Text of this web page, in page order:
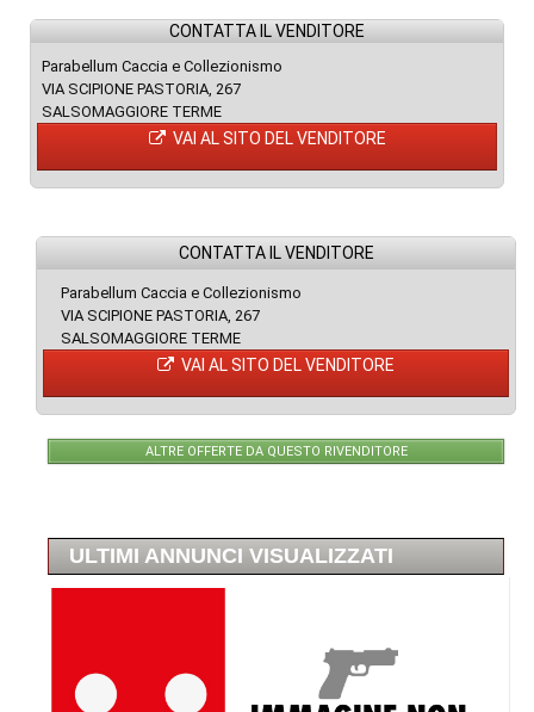
CONTATTA IL VENDITORE
Parabellum Caccia e Collezionismo
VIA SCIPIONE PASTORIA, 267
SALSOMAGGIORE TERME
VAI AL SITO DEL VENDITORE
CONTATTA IL VENDITORE
Parabellum Caccia e Collezionismo
VIA SCIPIONE PASTORIA, 267
SALSOMAGGIORE TERME
VAI AL SITO DEL VENDITORE
ALTRE OFFERTE DA QUESTO RIVENDITORE
ULTIMI ANNUNCI VISUALIZZATI